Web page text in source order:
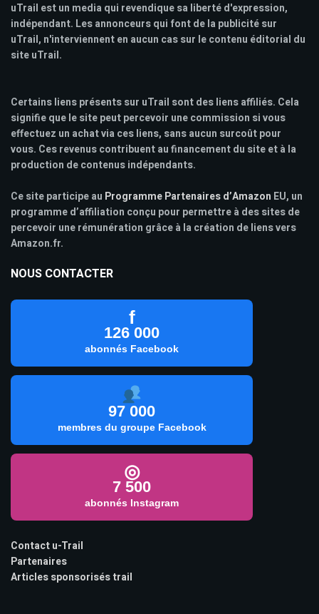
uTrail est un media qui revendique sa liberté d'expression,
indépendant. Les annonceurs qui font de la publicité sur
uTrail, n'interviennent en aucun cas sur le contenu éditorial du
site uTrail.
Certains liens présents sur uTrail sont des liens affiliés. Cela
signifie que le site peut percevoir une commission si vous
effectuez un achat via ces liens, sans aucun surcoût pour
vous. Ces revenus contribuent au financement du site et à la
production de contenus indépendants.
Ce site participe au Programme Partenaires d’Amazon EU, un
programme d’affiliation conçu pour permettre à des sites de
percevoir une rémunération grâce à la création de liens vers
Amazon.fr.
NOUS CONTACTER
f
126 000
abonnés Facebook
97 000
membres du groupe Facebook
◎
7 500
abonnés Instagram
Contact u-Trail
Partenaires
Articles sponsorisés trail